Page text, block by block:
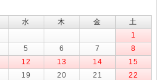
水 木 金
土
1
5 6 7
8
12 13 14
15
19 20 21
22